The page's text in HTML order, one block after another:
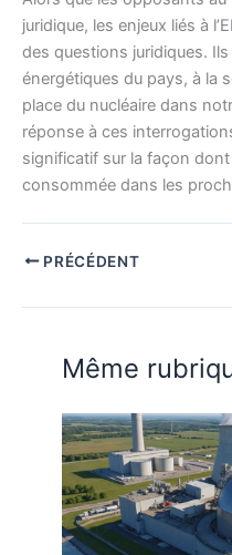
juridique, les enjeux liés à
des questions juridiques.
énergétiques du pays, à la
place du nucléaire dans
réponse à ces
significatif sur la façon dont
consommée dans les
PRÉCÉDENT
Même